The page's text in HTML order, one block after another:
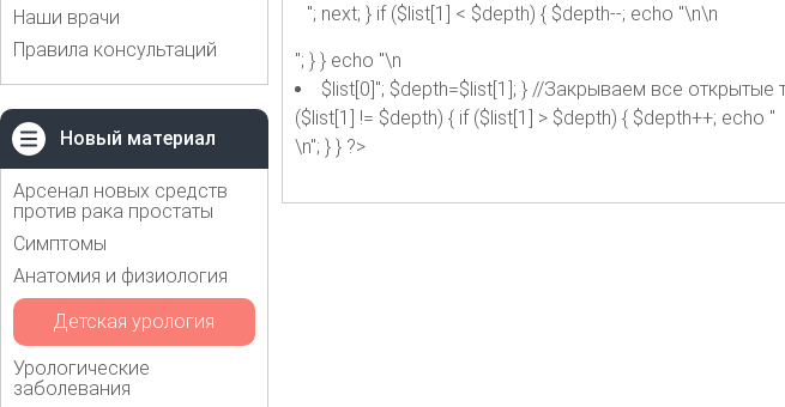
Наши врачи
Правила консультаций
Новый материал
Арсенал новых средств
против рака простаты
Симптомы
Анатомия и физиология
Детская урология
Урологические
заболевания
"; next; } if ($list[1] < $depth) { $depth--; echo "\n\n
"; } } echo "\n
$list[0]"; $depth=$list[1]; } //Закрываем все открытые
($list[1] != $depth) { if ($list[1] > $depth) { $depth++; echo "
\n"; } } ?>